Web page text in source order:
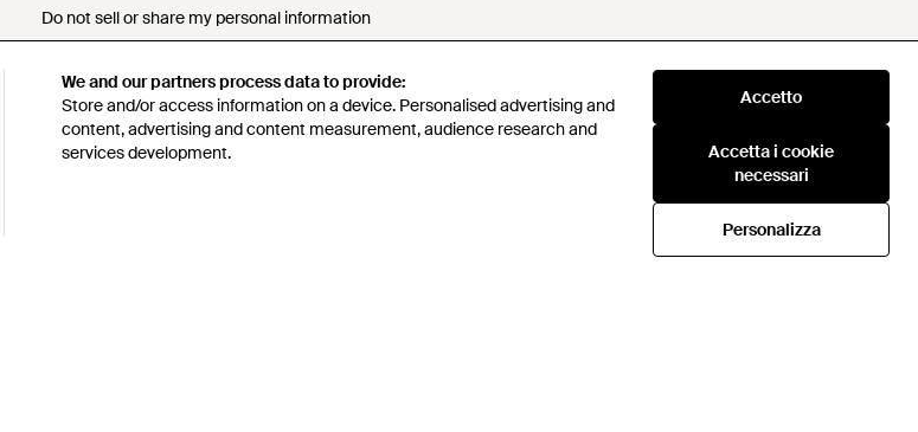
We and our partners process data to provide:
Store and/or access information on a device. Personalised advertising and
content, advertising and content measurement, audience research and
services development.
Accetto
Accetta i cookie
necessari
Personalizza
Do not sell or share my personal information
Dichiarazione sulla schiavitù moderna
Dichiarazione s172
Politica sull'approvvigionamento responsabile
Codice di condotta